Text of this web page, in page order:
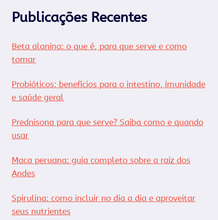
Publicações Recentes
Beta alanina: o que é, para que serve e como
tomar
Probióticos: benefícios para o intestino, imunidade
e saúde geral
Prednisona para que serve? Saiba como e quando
usar
Maca peruana: guia completo sobre a raiz dos
Andes
Spirulina: como incluir no dia a dia e aproveitar
seus nutrientes